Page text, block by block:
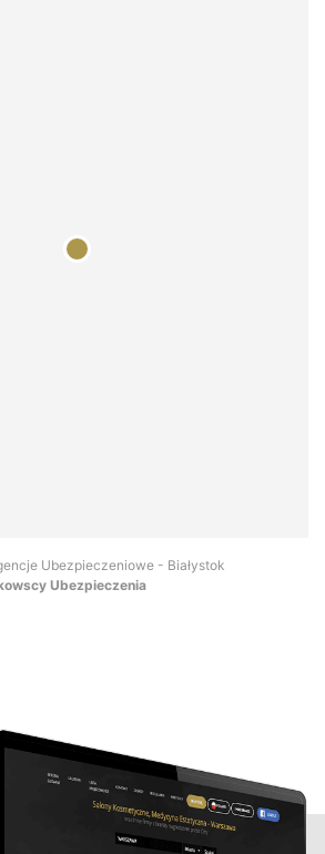
Ubezpieczeniowe - Białystok
Ubezpieczenia